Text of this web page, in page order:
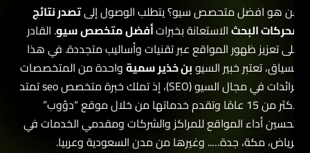
هو افضل متحصص سيو؟ يتطلب الوصول إلىتصدر نتائج
البحثالاستعانة بخبراتأفضل متخصص سيو. القادر
تعزيز ظهور المواقع عبر تقنيات وأساليب متجددة. في هذا
تعتبر خبير السيوبن خذير سميةواحدة من المتخصصات
الرائدات في مجال السيو (SEO)، إذ تملك خبرة متخصص seo تمتد
لأكثر من 15 عامًا وتقدم خدماتها من خلال موقع “دؤوب”
أداء المواقع للمراكز والشركات ومقدمي الخدمات في
مكة، جدة….. وغيرها من مدن السعودية وعربيا.